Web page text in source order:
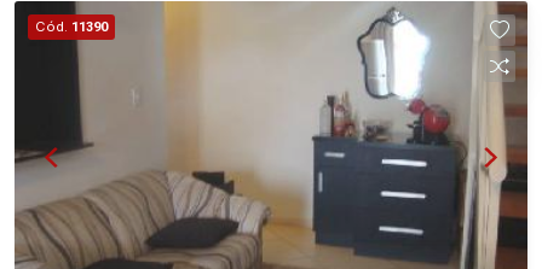
mercado imobiliário desde 2000! Avenida João
Fiúsa, 1051 - Alto da Boa Vista | Ribeirão Preto.
Cód. 11390